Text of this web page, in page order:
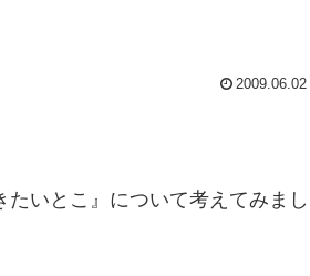
2009.06.02
いとこ』について考えてみまし